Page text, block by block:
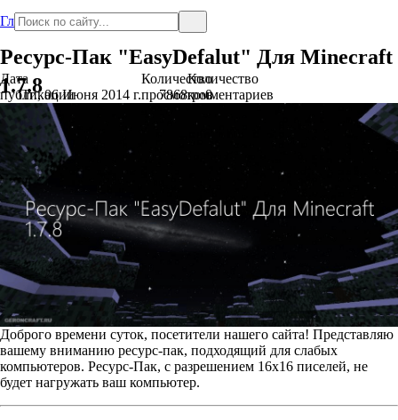
Главная
Ресурс-Пак "EasyDefalut" Для Minecraft
1.7.8
Дата
публикации
Пт., 06 Июня 2014 г.
Количество
просмотров
7868
Количество
комментариев
0
Доброго времени суток, посетители нашего сайта! Представляю
вашему вниманию ресурс-пак, подходящий для слабых
компьютеров. Ресурс-Пак, с разрешением 16x16 писелей, не
будет нагружать ваш компьютер.